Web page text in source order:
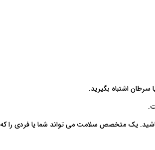
یک متخصص سلامت می تواند شما یا فردی را که